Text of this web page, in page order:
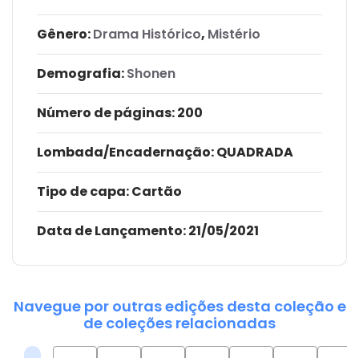
Gênero:Drama Histórico, Mistério
Demografia:Shonen
Número de páginas: 200
Lombada/Encadernação: QUADRADA
Tipo de capa:Cartão
Data de Lançamento:21/05/2021
Navegue por outras edições desta coleção e
de coleções relacionadas